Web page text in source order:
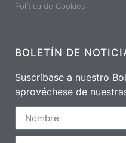
Política de Cookies
BOLETÍN DE
Suscríbase a nuestro
aprovéchese de